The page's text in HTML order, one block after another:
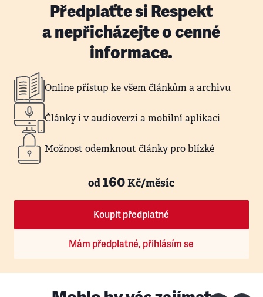
Předplaťte si Respekt
a nepřicházejte o cenné
informace.
Online přístup ke všem článkům a archivu
Články i v audioverzi a mobilní aplikaci
Možnost odemknout články pro blízké
od160Kč/měsíc
Koupit předplatné
Mám předplatné, přihlásím se